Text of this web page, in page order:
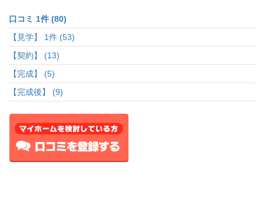
口コミ 1件 (80)
【見学】 1件 (53)
【契約】 (13)
【完成】 (5)
【完成後】 (9)